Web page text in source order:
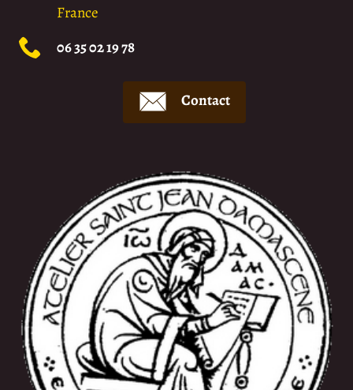
France
06 35 02 19 78
Contact